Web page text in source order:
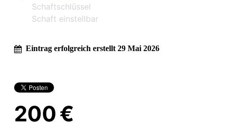
Schaftschlüssel
Schaft einstellbar
Eintrag erfolgreich erstellt 29 Mai 2026
200 €